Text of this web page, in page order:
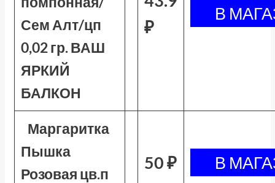
Сем Алт/цп
0,02 гр. ВАШ
ЯРКИЙ
БАЛКОН
₽
Маргаритка
Пышка
Розовая цв.п
50 ₽